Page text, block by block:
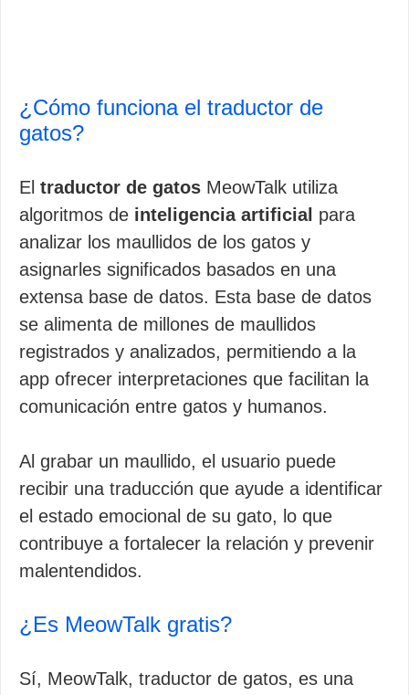
¿Cómo funciona el traductor de
gatos?
El traductor de gatos MeowTalk utiliza
algoritmos de inteligencia artificial para
analizar los maullidos de los gatos y
asignarles significados basados en una
extensa base de datos. Esta base de datos
se alimenta de millones de maullidos
registrados y analizados, permitiendo a la
app ofrecer interpretaciones que facilitan la
comunicación entre gatos y humanos.
Al grabar un maullido, el usuario puede
recibir una traducción que ayude a identificar
el estado emocional de su gato, lo que
contribuye a fortalecer la relación y prevenir
malentendidos.
¿Es MeowTalk gratis?
Sí, MeowTalk, traductor de gatos, es una